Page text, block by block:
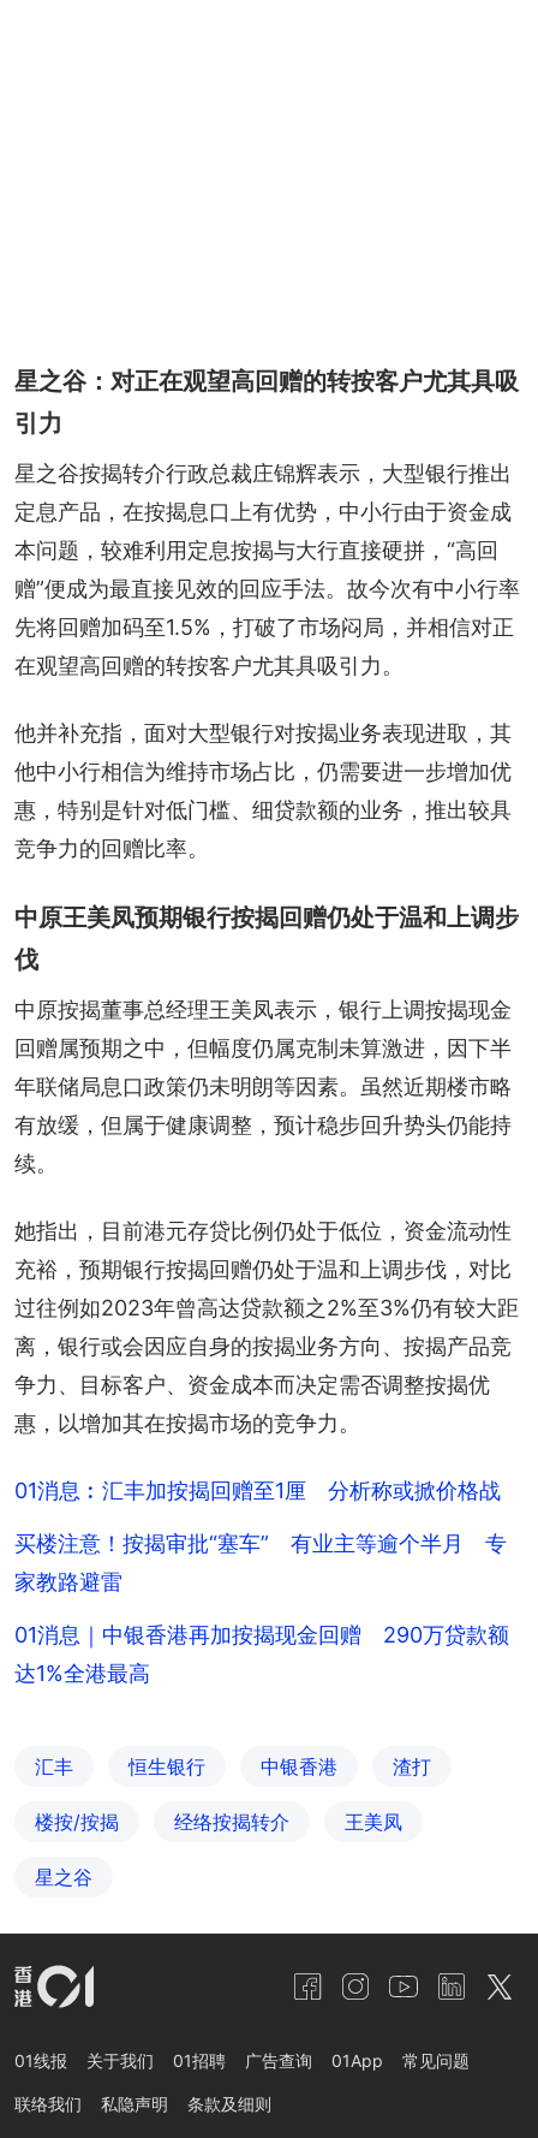
星之谷：对正在观望高回赠的转按客户尤其具吸
引力
星之谷按揭转介行政总裁庄锦辉表示，大型银行推出
定息产品，在按揭息口上有优势，中小行由于资金成
本问题，较难利用定息按揭与大行直接硬拼，“高回
赠”便成为最直接见效的回应手法。故今次有中小行率
先将回赠加码至1.5%，打破了市场闷局，并相信对正
在观望高回赠的转按客户尤其具吸引力。
他并补充指，面对大型银行对按揭业务表现进取，其
他中小行相信为维持市场占比，仍需要进一步增加优
惠，特别是针对低门槛、细贷款额的业务，推出较具
竞争力的回赠比率。
中原王美凤预期银行按揭回赠仍处于温和上调步
伐
中原按揭董事总经理王美凤表示，银行上调按揭现金
回赠属预期之中，但幅度仍属克制未算激进，因下半
年联储局息口政策仍未明朗等因素。虽然近期楼市略
有放缓，但属于健康调整，预计稳步回升势头仍能持
续。
她指出，目前港元存贷比例仍处于低位，资金流动性
充裕，预期银行按揭回赠仍处于温和上调步伐，对比
过往例如2023年曾高达贷款额之2%至3%仍有较大距
离，银行或会因应自身的按揭业务方向、按揭产品竞
争力、目标客户、资金成本而决定需否调整按揭优
惠，以增加其在按揭市场的竞争力。
01消息︰汇丰加按揭回赠至1厘 分析称或掀价格战
买楼注意！按揭审批“塞车” 有业主等逾个半月 专
家教路避雷
01消息｜中银香港再加按揭现金回赠 290万贷款额
达1%全港最高
汇丰 恒生银行 中银香港 渣打
楼按/按揭 经络按揭转介 王美凤
星之谷
01线报 关于我们 01招聘 广告查询 01App 常见问题
联络我们 私隐声明 条款及细则